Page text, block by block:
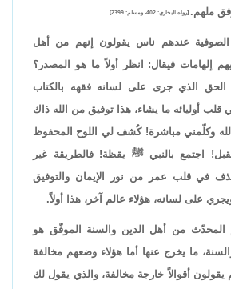
ملهم. [رواه البخاري: 402، ومسلم: 2399].
الصوفية عندهم ناس يقولون إنهم من أهل
إلهامات فيقال: انظر أولاً ما هو المصدر؟
الذي جرى على لسانه فقهه بالكتاب
قلب أوليائه ما يشاء، هذا توفيق من الله ذاك
وكلّمني مباشرة! كُشف لي اللوح المحفوظ
اجتمع بالنبي ﷺ يقظة! فالطريقة غير
في قلب عمر من نور الإيمان والتوفيق
على لسانه، هؤلاء عالم آخر، هذا أولاً.
المحدّث من أهل الدين والسنة الموفّق هو
ما يخرج عنها أما هؤلاء وضعهم مخالفة
يقولون أقوالاً خارجة مخالفة، والذي يقول لك